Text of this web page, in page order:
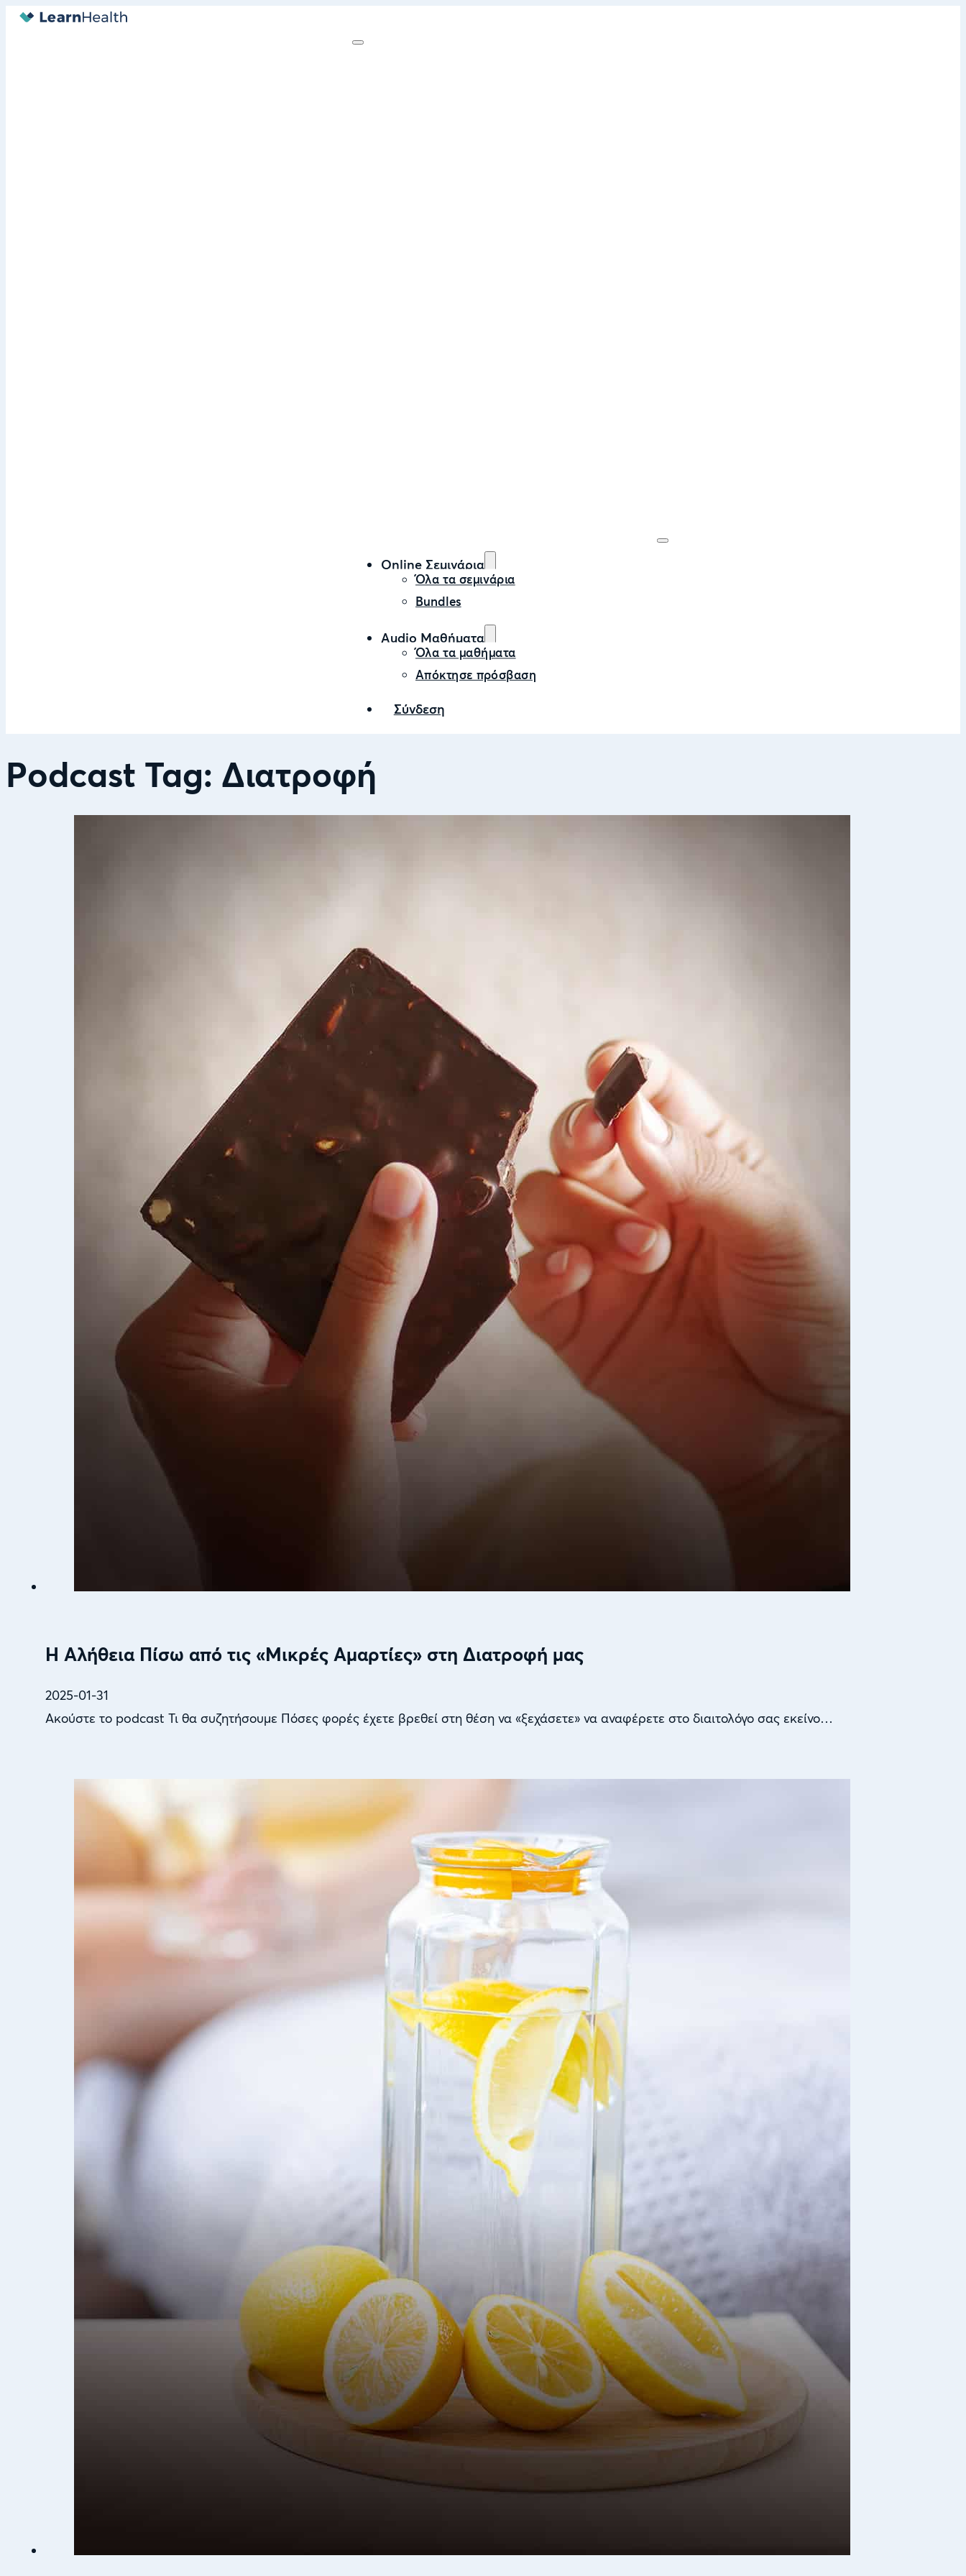
Online Σεμινάρια
Όλα τα σεμινάρια
Bundles
Audio Μαθήματα
Όλα τα μαθήματα
Απόκτησε πρόσβαση
Σύνδεση
Podcast Tag: Διατροφή
Η Αλήθεια Πίσω από τις «Μικρές Αμαρτίες» στη Διατροφή μας
2025-01-31
Ακούστε το podcast Τι θα συζητήσουμε Πόσες φορές έχετε βρεθεί στη θέση να «ξεχάσετε» να αναφέρετε στο διαιτολόγο σας εκείνο…